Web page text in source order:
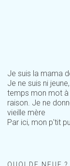
Je suis la mama
Je ne suis ni
temps mon mot à
raison. Je ne
vieille mère
Par ici, mon p'tit